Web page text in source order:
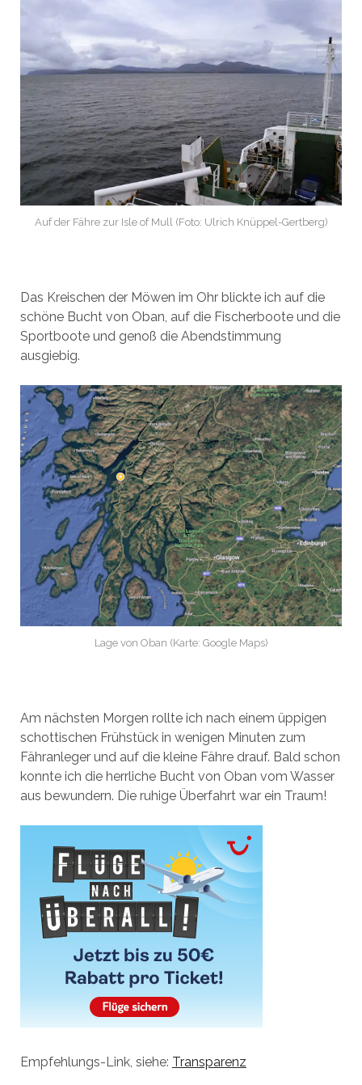
Auf der Fähre zur Isle of Mull (Foto: Ulrich Knüppel-Gertberg)
Das Kreischen der Möwen im Ohr blickte ich auf die
schöne Bucht von Oban, auf die Fischerboote und die
Sportboote und genoß die Abendstimmung
ausgiebig.
Lage von Oban (Karte: Google Maps)
Am nächsten Morgen rollte ich nach einem üppigen
schottischen Frühstück in wenigen Minuten zum
Fähranleger und auf die kleine Fähre drauf. Bald schon
konnte ich die herrliche Bucht von Oban vom Wasser
aus bewundern. Die ruhige Überfahrt war ein Traum!
Empfehlungs-Link, siehe: Transparenz